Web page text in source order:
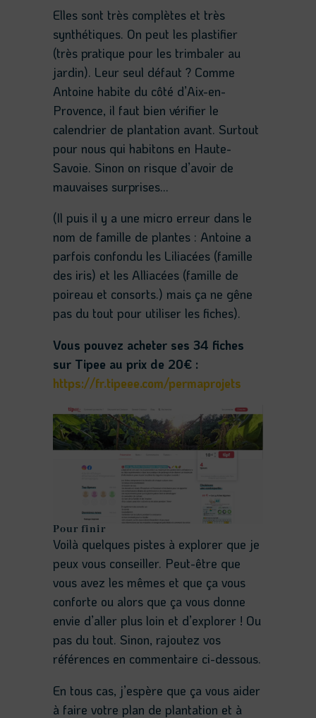
Elles sont très complètes et très
synthétiques. On peut les plastifier
(très pratique pour les trimbaler au
jardin). Leur seul défaut ? Comme
Antoine habite du côté d’Aix-en-
Provence, il faut bien vérifier le
calendrier de plantation avant. Surtout
pour nous qui habitons en Haute-
Savoie. Sinon on risque d’avoir de
mauvaises surprises…
(Il puis il y a une micro erreur dans le
nom de famille de plantes : Antoine a
parfois confondu les Liliacées (famille
des iris) et les Alliacées (famille de
poireau et consorts.) mais ça ne gêne
pas du tout pour utiliser les fiches).
Vous pouvez acheter ses 34 fiches
sur Tipee au prix de 20€ :
https://fr.tipeee.com/permaprojets
Pour finir
Voilà quelques pistes à explorer que je
peux vous conseiller. Peut-être que
vous avez les mêmes et que ça vous
conforte ou alors que ça vous donne
envie d’aller plus loin et d’explorer ! Ou
pas du tout. Sinon, rajoutez vos
références en commentaire ci-dessous.
En tous cas, j’espère que ça vous aider
à faire votre plan de plantation et à